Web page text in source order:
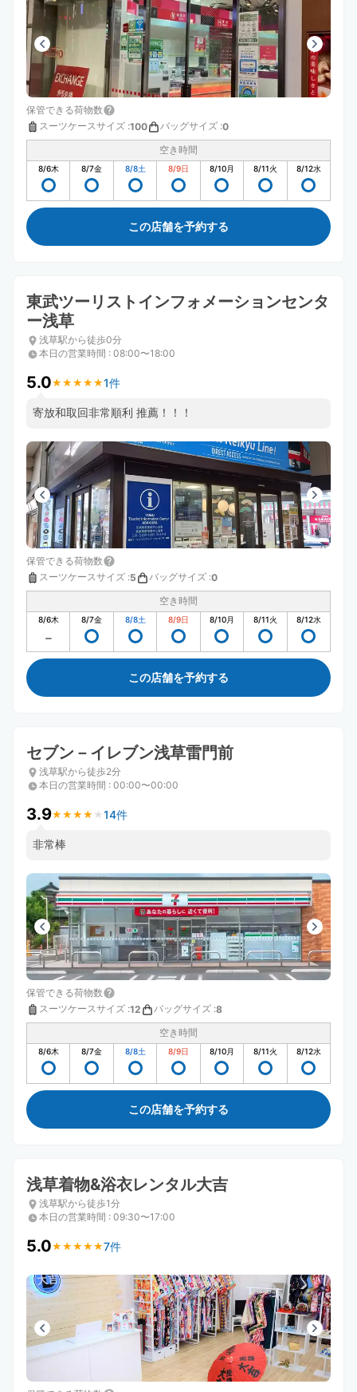
保管できる荷物数
スーツケースサイズ :100 バッグサイズ :0
空き時間
8/6木 8/7金 8/8土 8/9日 8/10月 8/11火 8/12水
この店舗を予約する
東武ツーリストインフォメーションセンタ
ー浅草
浅草駅から徒歩0分
本日の営業時間 : 08:00〜18:00
5.0★ ★ ★ ★ ★
★ ★ ★ ★ ★1件
寄放和取回非常順利 推薦！！！
保管できる荷物数
スーツケースサイズ :5 バッグサイズ :0
空き時間
8/6木 8/7金 8/8土 8/9日 8/10月 8/11火 8/12水
この店舗を予約する
セブン－イレブン浅草雷門前
浅草駅から徒歩2分
本日の営業時間 : 00:00〜00:00
3.9★ ★ ★ ★ ★
★ ★ ★ ★ ★ 14件
非常棒
保管できる荷物数
スーツケースサイズ :12 バッグサイズ :8
空き時間
8/6木 8/7金 8/8土 8/9日 8/10月 8/11火 8/12水
この店舗を予約する
浅草着物&浴衣レンタル大吉
浅草駅から徒歩1分
本日の営業時間 : 09:30〜17:00
5.0★ ★ ★ ★ ★
★ ★ ★ ★ ★7件